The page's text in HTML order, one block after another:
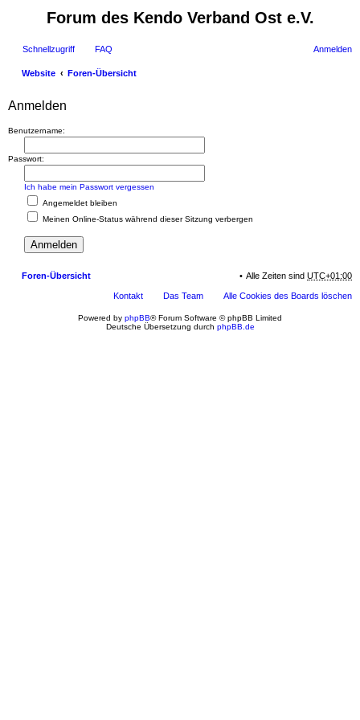
Forum des Kendo Verband Ost e.V.
Schnellzugriff FAQ Anmelden
Website
Foren-Übersicht
Anmelden
Benutzername:
Passwort:
Ich habe mein Passwort vergessen
Angemeldet bleiben
Meinen Online-Status während dieser Sitzung verbergen
Foren-Übersicht Das Team
Kontakt
Powered byphpBB
® Forum Software © phpBB Limited